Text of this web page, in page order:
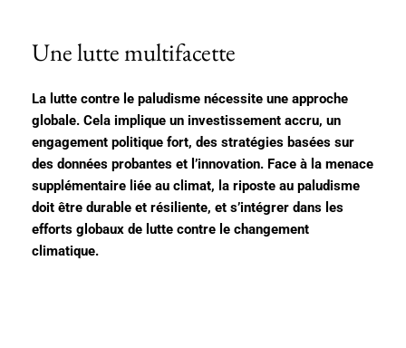
Une lutte multifacette
La lutte contre le paludisme nécessite une approche
globale. Cela implique un investissement accru, un
engagement politique fort, des stratégies basées sur
des données probantes et l’innovation. Face à la menace
supplémentaire liée au climat, la riposte au paludisme
doit être durable et résiliente, et s’intégrer dans les
efforts globaux de lutte contre le changement
climatique.